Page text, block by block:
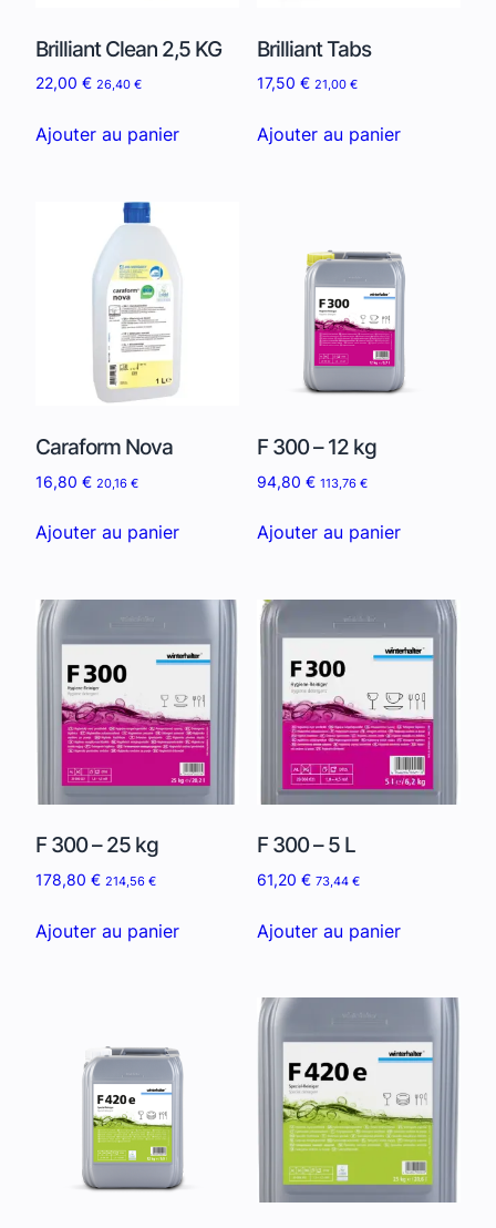
Brilliant Clean 2,5 KG
22,00 € 26,40 €
Ajouter au panier
Brilliant Tabs
17,50 € 21,00 €
Ajouter au panier
Caraform Nova
16,80 € 20,16 €
Ajouter au panier
F 300 – 12 kg
94,80 € 113,76 €
Ajouter au panier
F 300 – 25 kg
178,80 € 214,56 €
Ajouter au panier
F 300 – 5 L
61,20 € 73,44 €
Ajouter au panier